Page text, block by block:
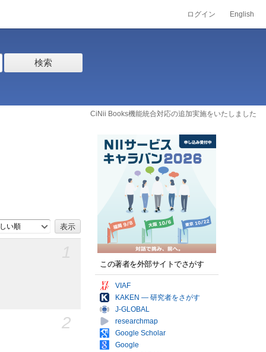
ログイン English
検索
CiNii Books機能統合対応の追加実施をいたしました
い順
2
この著者を外部サイトでさがす
VIAF
KAKEN — 研究者をさがす
J-GLOBAL
researchmap
Google Scholar
Google